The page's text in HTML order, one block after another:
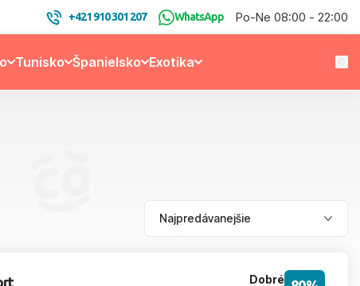
+421 910 301 207 WhatsApp Po-Ne 08:00 - 22:00
Tunisko Španielsko Exotika
Dobré